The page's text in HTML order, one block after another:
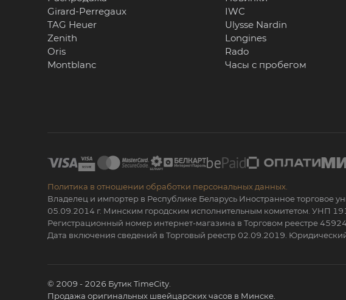
Girard-Perregaux
IWC
TAG Heuer
Ulysse Nardin
Zenith
Longines
Oris
Rado
Montblanc
Часы с пробегом
Политика в отношении обработки персональных данных.
Владелец и импортер в Республике Беларусь Иностранное торговое
05.09.2014 г. Минским городским исполнительным комитетом. УНП
Регистрационный номер интернет-магазина в Торговом реестре
Дата включения сведений в Торговый реестр 02.09.2019.
© 2009 - 2026 Бутик TimeCity.
Продажа оригинальных швейцарских часов в Минске.